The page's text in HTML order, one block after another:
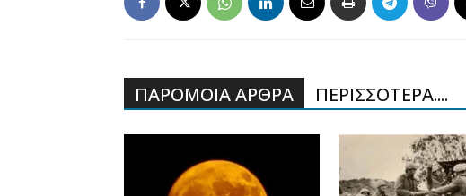
ΠΑΡΟΜΟΙΑ ΑΡΘΡΑ ΠΕΡΙΣΣΟΤΕΡΑ....